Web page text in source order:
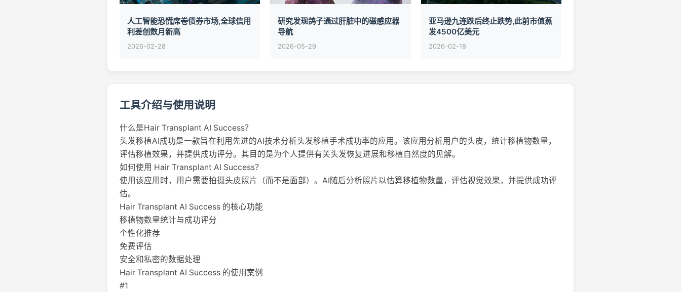
人工智能恐慌席卷债券市场,全球信用
利差创数月新高
2026-02-28
研究发现鸽子通过肝脏中的磁感应器
导航
2026-05-29
亚马逊九连跌后终止跌势,此前市值蒸
发4500亿美元
2026-02-18
工具介绍与使用说明
什么是Hair Transplant AI Success？
头发移植AI成功是一款旨在利用先进的AI技术分析头发移植手术成功率的应用。该应用分析用户的头皮，统计移植物数量，
评估移植效果，并提供成功评分。其目的是为个人提供有关头发恢复进展和移植自然度的见解。
如何使用 Hair Transplant AI Success？
使用该应用时，用户需要拍摄头皮照片（而不是面部）。AI随后分析照片以估算移植物数量，评估视觉效果，并提供成功评
估。
Hair Transplant AI Success 的核心功能
移植物数量统计与成功评分
个性化推荐
免费评估
安全和私密的数据处理
Hair Transplant AI Success 的使用案例
#1